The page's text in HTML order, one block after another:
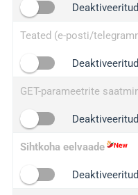
Deaktiveeritud
Teated (e-posti/
Deaktiveeritud
GET-parameetrite
Deaktiveeritud
Sihtkoha eelvaade
Deaktiveeritud